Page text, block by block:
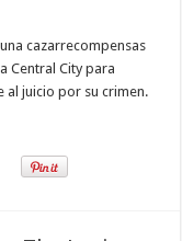
cazarrecompensas
Central City para
al juicio por su crimen.